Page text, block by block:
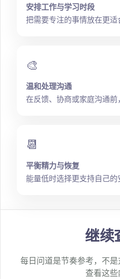
安排工作与学习时段
把需要专注的事情放在更适
🎨
温和处理沟通
在反馈、协商或家庭沟通前
📆
平衡精力与恢复
能量低时选择更支持自己的
继续
每日问道是节奏参考，不
查看这些